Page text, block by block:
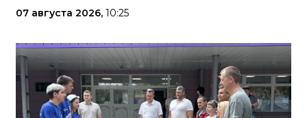
07 августа 2026, 10:25